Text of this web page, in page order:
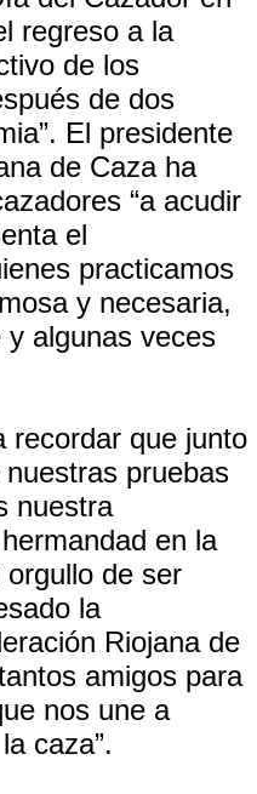
regreso a la
de los
de dos
El presidente
de Caza ha
“a acudir
el
practicamos
y necesaria,
algunas veces
recordar que junto
pruebas
nuestra
en la
de ser
la
Riojana de
amigos para
nos une a
caza”.